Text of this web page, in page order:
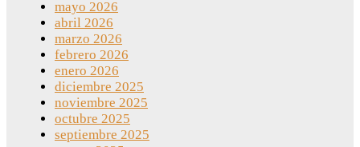
mayo 2026
abril 2026
marzo 2026
febrero 2026
enero 2026
diciembre 2025
noviembre 2025
octubre 2025
septiembre 2025